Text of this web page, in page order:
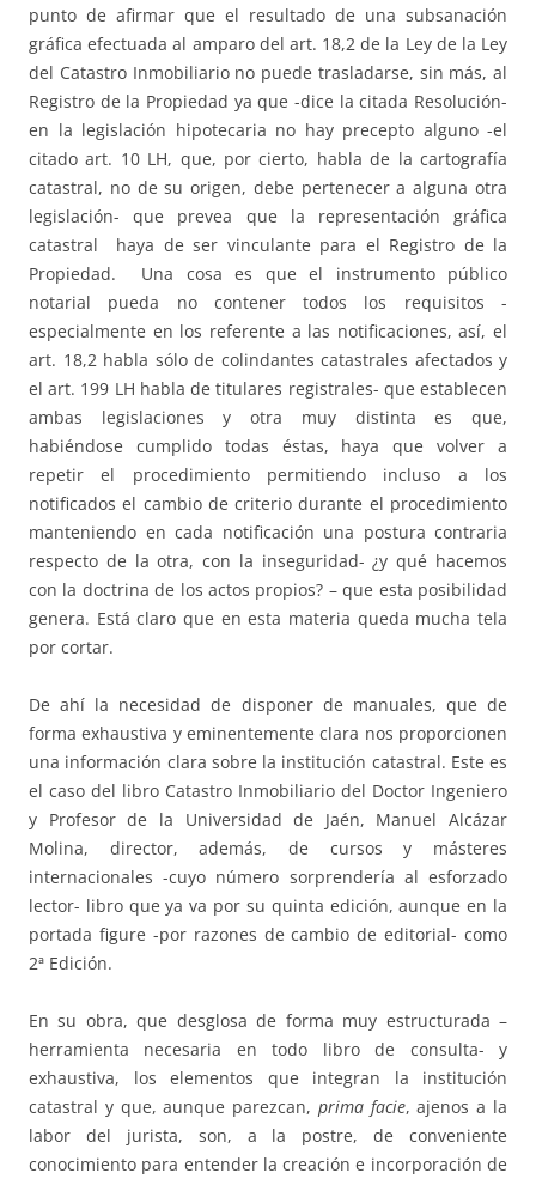
punto de afirmar que el resultado de una subsanación
gráfica efectuada al amparo del art. 18,2 de la Ley de la Ley
del Catastro Inmobiliario no puede trasladarse, sin más, al
Registro de la Propiedad ya que -dice la citada Resolución-
en la legislación hipotecaria no hay precepto alguno -el
citado art. 10 LH, que, por cierto, habla de la cartografía
catastral, no de su origen, debe pertenecer a alguna otra
legislación- que prevea que la representación gráfica
catastral haya de ser vinculante para el Registro de la
Propiedad. Una cosa es que el instrumento público
notarial pueda no contener todos los requisitos -
especialmente en los referente a las notificaciones, así, el
art. 18,2 habla sólo de colindantes catastrales afectados y
el art. 199 LH habla de titulares registrales- que establecen
ambas legislaciones y otra muy distinta es que,
habiéndose cumplido todas éstas, haya que volver a
repetir el procedimiento permitiendo incluso a los
notificados el cambio de criterio durante el procedimiento
manteniendo en cada notificación una postura contraria
respecto de la otra, con la inseguridad- ¿y qué hacemos
con la doctrina de los actos propios? – que esta posibilidad
genera. Está claro que en esta materia queda mucha tela
por cortar.
De ahí la necesidad de disponer de manuales, que de
forma exhaustiva y eminentemente clara nos proporcionen
una información clara sobre la institución catastral. Este es
el caso del libro Catastro Inmobiliario del Doctor Ingeniero
y Profesor de la Universidad de Jaén, Manuel Alcázar
Molina, director, además, de cursos y másteres
internacionales -cuyo número sorprendería al esforzado
lector- libro que ya va por su quinta edición, aunque en la
portada figure -por razones de cambio de editorial- como
2ª Edición.
En su obra, que desglosa de forma muy estructurada –
herramienta necesaria en todo libro de consulta- y
exhaustiva, los elementos que integran la institución
catastral y que, aunque parezcan, prima facie, ajenos a la
labor del jurista, son, a la postre, de conveniente
conocimiento para entender la creación e incorporación de